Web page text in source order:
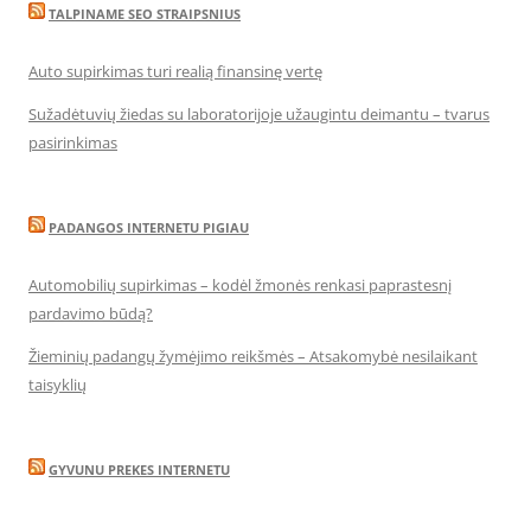
TALPINAME SEO STRAIPSNIUS
Auto supirkimas turi realią finansinę vertę
Sužadėtuvių žiedas su laboratorijoje užaugintu deimantu – tvarus
pasirinkimas
PADANGOS INTERNETU PIGIAU
Automobilių supirkimas – kodėl žmonės renkasi paprastesnį
pardavimo būdą?
Žieminių padangų žymėjimo reikšmės – Atsakomybė nesilaikant
taisyklių
GYVUNU PREKES INTERNETU